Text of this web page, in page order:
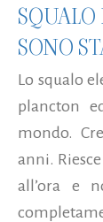
SONO
Lo squalo
plancton
mondo.
anni.
all’ora e